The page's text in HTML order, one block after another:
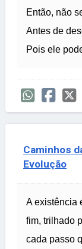
Então, não
Antes de
Pois ele
Caminhos
Evolução
A existência
fim, trilhado
cada passo